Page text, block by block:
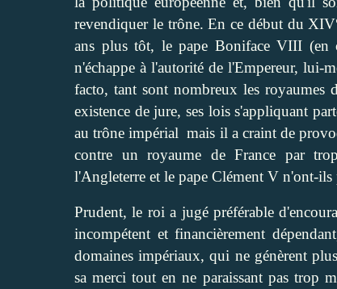
revendiquer le trône. En ce début du
ans plus tôt, le pape Boniface VIII (en
n'échappe à l'autorité de l'Empereur, lui-
facto, tant sont nombreux les royaumes
existence de jure, ses lois s'appliquant
au trône impérial mais il a craint de
contre un royaume de France par
l'Angleterre et le pape Clément V n'ont-
Prudent, le roi a jugé préférable
incompétent et financièrement
domaines impériaux, qui ne génèrent
sa merci tout en ne paraissant pas trop